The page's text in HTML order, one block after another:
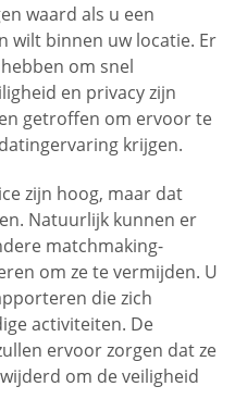
waard als u een
wilt binnen uw locatie. Er
om snel
en privacy zijn
getroffen om ervoor te
krijgen.
zijn hoog, maar dat
Natuurlijk kunnen er
matchmaking-
om ze te vermijden. U
die zich
activiteiten. De
ervoor zorgen dat ze
om de veiligheid